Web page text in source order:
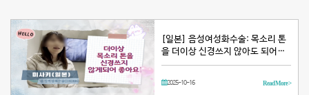
[일본] 음성여성화수술: 목소리 톤
을 더이상 신경쓰지 않아도 되어…
2025-10-16 Read More >